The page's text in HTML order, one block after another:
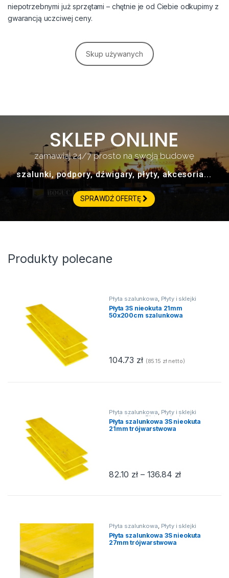
niepotrzebnymi już sprzętami – chętnie je od Ciebie odkupimy z
gwarancją uczciwej ceny.
Skup używanych
SKLEP ONLINE
szalunki, podpory, dźwigary, płyty, akcesoria...
zamawiaj 24/7 prosto na swoją budowę
SPRAWDŹ OFERTĘ
Produkty polecane
Płyta szalunkowa Płyty i sklejki
szalunkowe Płyty szalunkowe
Szalunki 3S system
Płyta 3S nieokuta 21mm
50x200cm szalunkowa
104.73 zł (85.15 złnetto)
Płyta szalunkowa, Płyty i sklejki
szalunkowe Płyty szalunkowe ,
Szalunki 3S system
Płyta szalunkowa 3S nieokuta
21mm trójwarstwowa
82.10 zł – 136.84 złZakres cen:
Ten produkt ma wiele wariantów.
Płyta szalunkowa, Płyty i sklejki
szalunkowe Płyty szalunkowe ,
Szalunki 3S system
Płyta szalunkowa 3S nieokuta
27mm trójwarstwowa